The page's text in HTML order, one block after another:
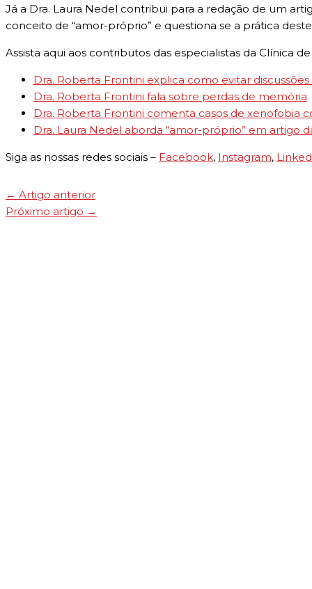
Já a Dra. Laura Nedel contribui para a redação de um
conceito de “amor-próprio” e questiona se a prática
Assista aqui aos contributos das especialistas da Clínica
Dra. Roberta Frontini explica como evitar
Dra. Roberta Frontini fala sobre perdas de memória
Dra. Roberta Frontini comenta casos de xenofobia
Dra. Laura Nedel aborda “amor-próprio” em artigo
Siga as nossas redes sociais – Facebook, Instagram,
← Artigo anterior
Próximo artigo →